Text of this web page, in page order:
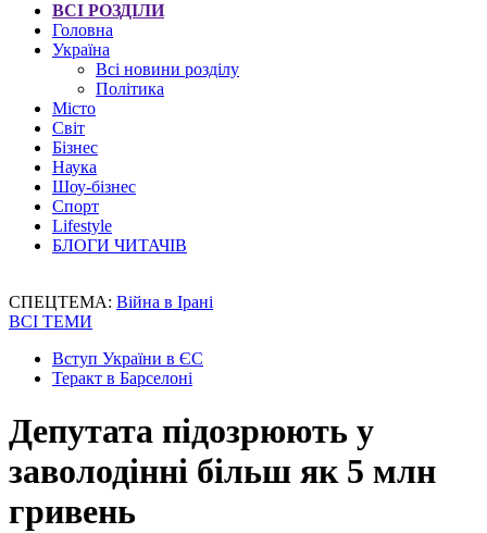
ВСІ РОЗДІЛИ
Головна
Україна
Всі новини розділу
Політика
Місто
Світ
Бізнес
Наука
Шоу-бізнес
Спорт
Lifestyle
БЛОГИ ЧИТАЧІВ
СПЕЦТЕМА: Війна в Ірані
ВСІ ТЕМИ
Вступ України в ЄС
Теракт в Барселоні
Депутата підозрюють у
заволодінні більш як 5 млн
гривень